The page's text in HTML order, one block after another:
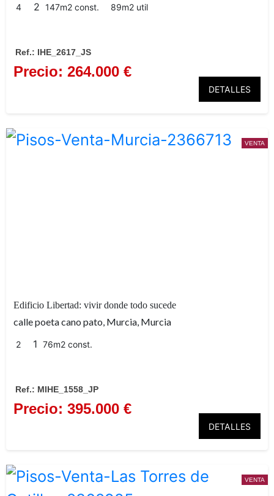
4 2 147m2 const. 89m2 util
Ref.: IHE_2617_JS
Precio: 264.000 €
DETALLES
VENTA
dos
dormitorios
un cuarto de
baño
Edificio Libertad: vivir donde todo sucede
calle poeta cano pato, Murcia, Murcia
2 1 76m2 const.
Ref.: MIHE_1558_JP
Precio: 395.000 €
DETALLES
VENTA